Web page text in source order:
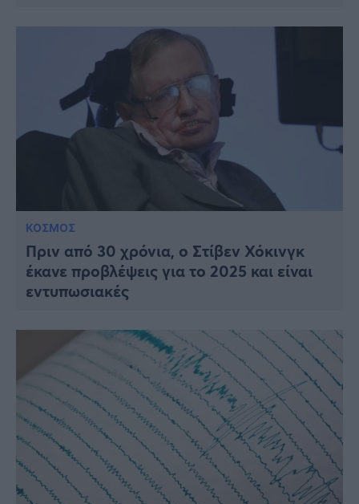
ΚΟΣΜΟΣ
Πριν από 30 χρόνια, ο Στίβεν Χόκινγκ
έκανε προβλέψεις για το 2025 και είναι
εντυπωσιακές